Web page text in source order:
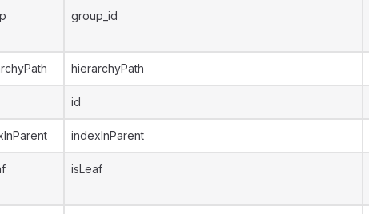
group_id
hierarchyPath
id
indexInParent
isLeaf